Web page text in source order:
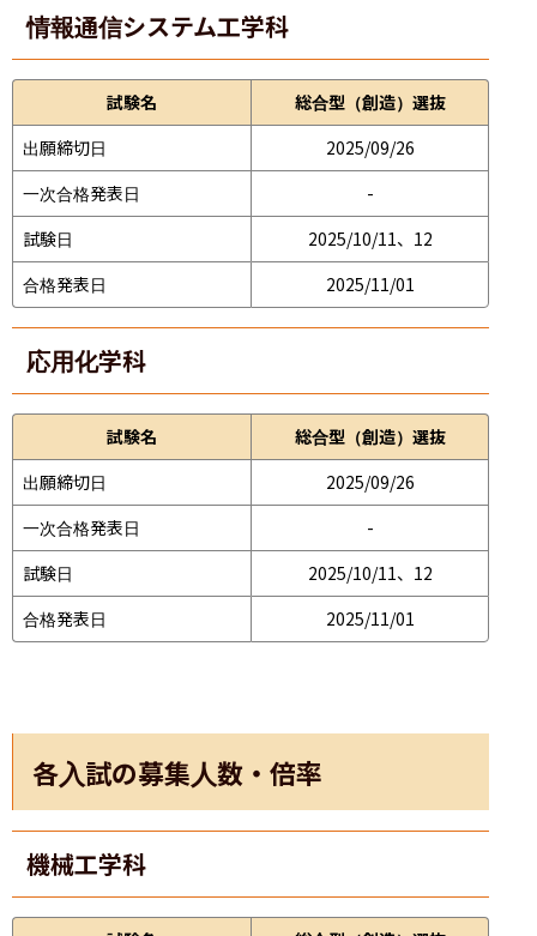
情報通信システム工学科
試験名
総合型（創造）選抜
出願締切日
2025/09/26
一次合格発表日
-
試験日
2025/10/11、12
合格発表日
2025/11/01
応用化学科
試験名
総合型（創造）選抜
出願締切日
2025/09/26
一次合格発表日
-
試験日
2025/10/11、12
合格発表日
2025/11/01
各入試の募集人数・倍率
機械工学科